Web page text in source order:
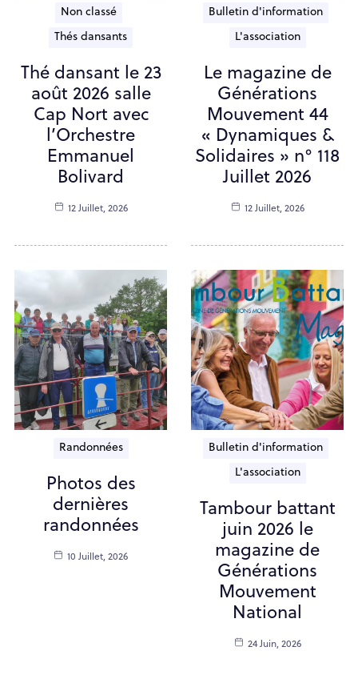
Non classé
Thés dansants
Thé dansant le 23
août 2026 salle
Cap Nort avec
l’Orchestre
Emmanuel
Bolivard
12 Juillet, 2026
Bulletin d'information
L'association
Le magazine de
Générations
Mouvement 44
« Dynamiques &
Solidaires » n° 118
Juillet 2026
12 Juillet, 2026
Randonnées
Photos des
dernières
randonnées
10 Juillet, 2026
Bulletin d'information
L'association
Tambour battant
juin 2026 le
magazine de
Générations
Mouvement
National
24 Juin, 2026